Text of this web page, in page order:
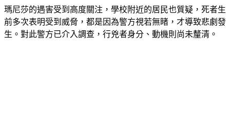
瑪尼莎的遇害受到高度關注，學校附近的居民也質疑，死者生
前多次表明受到威脅，都是因為警方視若無睹，才導致悲劇發
生。對此警方已介入調查，行兇者身分、動機則尚未釐清。